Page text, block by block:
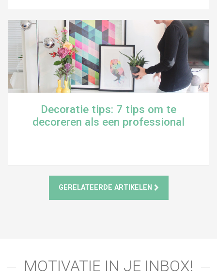
Decoratie tips: 7 tips om te
decoreren als een professional
GERELATEERDE ARTIKELEN
MOTIVATIE IN JE INBOX!